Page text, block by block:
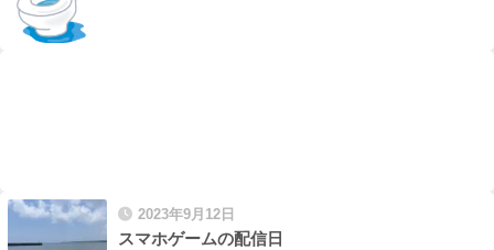
2023年9月12日
スマホゲームの配信日